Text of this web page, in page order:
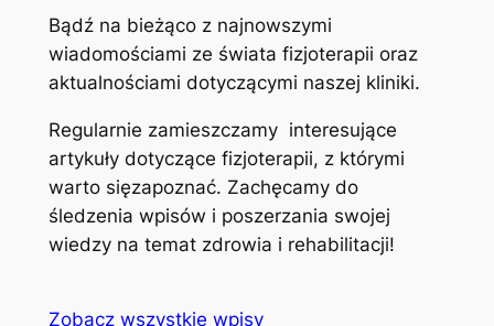
Bądź na bieżąco z najnowszymi
wiadomościami ze świata fizjoterapii oraz
aktualnościami dotyczącymi naszej kliniki.
Regularnie zamieszczamy interesujące
artykuły dotyczące fizjoterapii, z którymi
warto sięzapoznać. Zachęcamy do
śledzenia wpisów i poszerzania swojej
wiedzy na temat zdrowia i rehabilitacji!
Zobacz wszystkie wpisy